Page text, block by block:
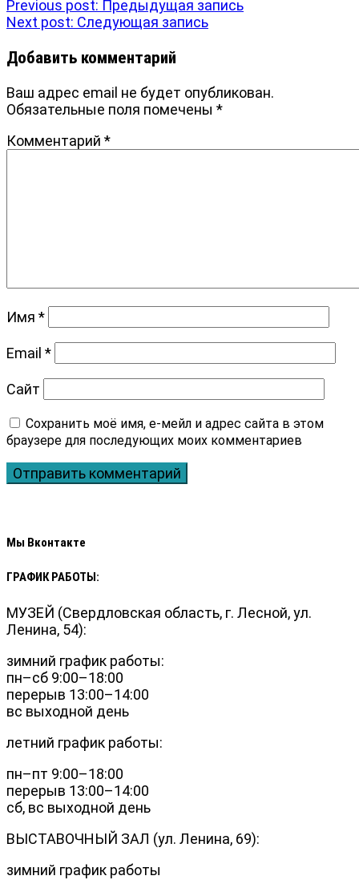
Previous post: Предыдущая запись
Next post: Следующая запись
Добавить комментарий
Ваш адрес email не будет опубликован.
Обязательные поля помечены *
Комментарий *
Имя *
Email *
Сайт
Мы Вконтакте
ГРАФИК РАБОТЫ:
МУЗЕЙ (Свердловская область, г. Лесной, ул.
Ленина, 54):
зимний график работы:
пн–сб 9:00–18:00
перерыв 13:00–14:00
вс выходной день
летний график работы:
пн–пт 9:00–18:00
перерыв 13:00–14:00
сб, вс выходной день
ВЫСТАВОЧНЫЙ ЗАЛ (ул. Ленина, 69):
зимний график работы